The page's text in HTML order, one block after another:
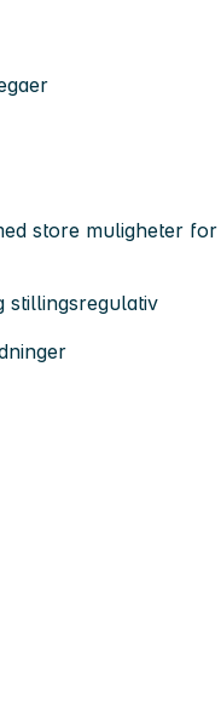
store muligheter for
stillingsregulativ